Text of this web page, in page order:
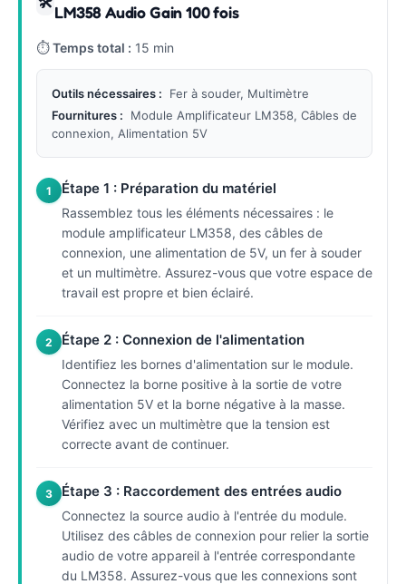
LM358 Audio Gain 100 fois
⏱Temps total : 15 min
Outils nécessaires :
Fer à souder, Multimètre
Fournitures :
Module Amplificateur LM358, Câbles de
connexion, Alimentation 5V
1 Étape 1 : Préparation du matériel
Rassemblez tous les éléments nécessaires : le
module amplificateur LM358, des câbles de
connexion, une alimentation de 5V, un fer à souder
et un multimètre. Assurez-vous que votre espace de
travail est propre et bien éclairé.
2 Étape 2 : Connexion de l'alimentation
Identifiez les bornes d'alimentation sur le module.
Connectez la borne positive à la sortie de votre
alimentation 5V et la borne négative à la masse.
Vérifiez avec un multimètre que la tension est
correcte avant de continuer.
3 Étape 3 : Raccordement des entrées audio
Connectez la source audio à l'entrée du module.
Utilisez des câbles de connexion pour relier la sortie
audio de votre appareil à l'entrée correspondante
du LM358. Assurez-vous que les connexions sont